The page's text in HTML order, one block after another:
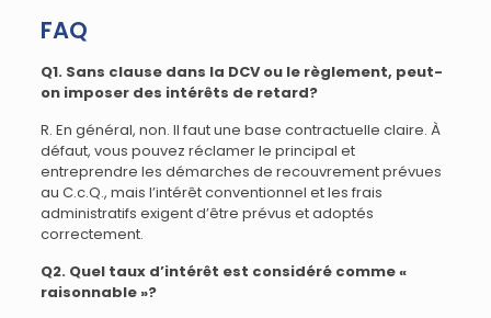
FAQ
Q1. Sans clause dans la DCV ou le règlement, peut-
on imposer des intérêts de retard?
R. En général, non. Il faut une base contractuelle claire. À
défaut, vous pouvez réclamer le principal et
entreprendre les démarches de recouvrement prévues
au C.c.Q., mais l’intérêt conventionnel et les frais
administratifs exigent d’être prévus et adoptés
correctement.
Q2. Quel taux d’intérêt est considéré comme «
raisonnable »?